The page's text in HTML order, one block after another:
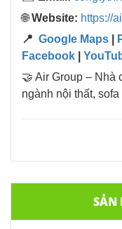
🌐Website: https://
📍 Google Maps
Facebook
🤝 Air Group – Nhà
ngành nội thất,
SẢN